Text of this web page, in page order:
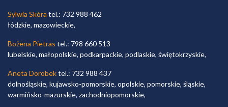
Sylwia Skóra tel.: 732 988 462
łódzkie, mazowieckie,
Bożena Pietras tel.: 798 660 513
lubelskie, małopolskie, podkarpackie, podlaskie, świętokrzyskie,
Aneta Dorobektel.: 732 988 437
dolnośląskie, kujawsko-pomorskie, opolskie, pomorskie, śląskie,
warmińsko-mazurskie, zachodniopomorskie,